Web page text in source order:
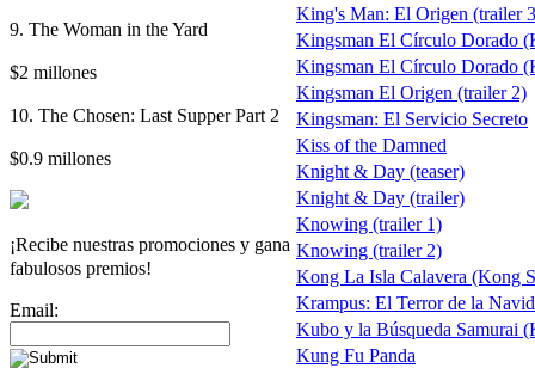
9. The Woman in the Yard
$2 millones
10. The Chosen: Last Supper Part 2
$0.9 millones
¡Recibe nuestras promociones y gana
fabulosos premios!
Email:
King's Man: El Origen (trailer
Kingsman El Círculo Dorado
Kingsman El Círculo Dorado
Kingsman El Origen (trailer 2)
Kingsman: El Servicio Secreto
Kiss of the Damned
Knight & Day (teaser)
Knight & Day (trailer)
Knowing (trailer 1)
Knowing (trailer 2)
Kong La Isla Calavera (Kong
Krampus: El Terror de la
Kubo y la Búsqueda Samurai
Kung Fu Panda